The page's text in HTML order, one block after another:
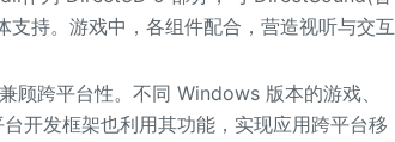
持。游戏中，各组件配合，营造视听与交互
跨平台性。不同 Windows 版本的游戏、
开发框架也利用其功能，实现应用跨平台移